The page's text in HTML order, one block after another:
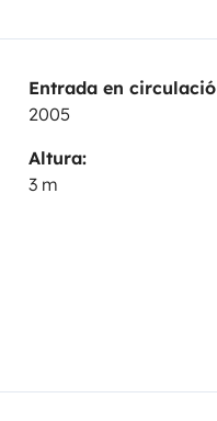
Entrada en circulació
2005
Altura:
3 m